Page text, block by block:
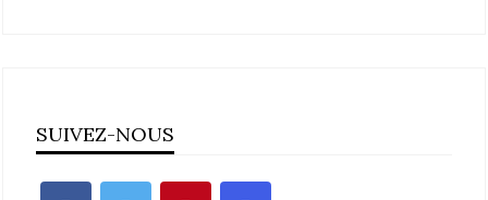
SUIVEZ-NOUS